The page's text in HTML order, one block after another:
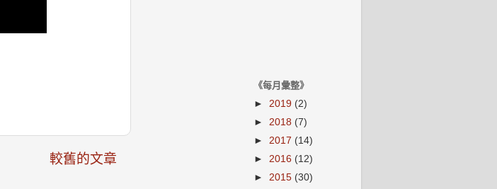
較舊的文章
《每月彙整》
► 2019 (2)
► 2018 (7)
► 2017 (14)
► 2016 (12)
► 2015 (30)